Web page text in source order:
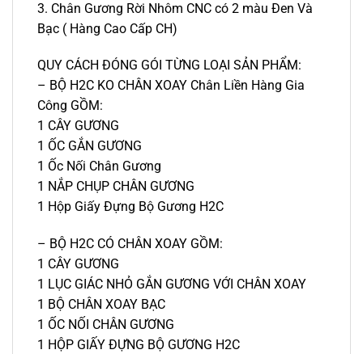
3. Chân Gương Rời Nhôm CNC có 2 màu Đen Và
Bạc ( Hàng Cao Cấp CH)
QUY CÁCH ĐÓNG GÓI TỪNG LOẠI SẢN PHẨM:
– BỘ H2C KO CHÂN XOAY Chân Liền Hàng Gia
Công GỒM:
1 CÂY GƯƠNG
1 ỐC GẮN GƯƠNG
1 Ốc Nối Chân Gương
1 NẮP CHỤP CHÂN GƯƠNG
1 Hộp Giấy Đựng Bộ Gương H2C
– BỘ H2C CÓ CHÂN XOAY GỒM:
1 CÂY GƯƠNG
1 LỤC GIÁC NHỎ GẮN GƯƠNG VỚI CHÂN XOAY
1 BỘ CHÂN XOAY BẠC
1 ỐC NỐI CHÂN GƯƠNG
1 HỘP GIẤY ĐỰNG BỘ GƯƠNG H2C